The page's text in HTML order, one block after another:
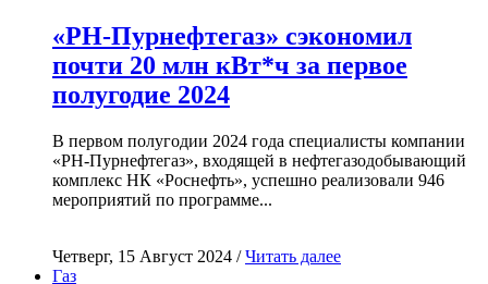
«РН-Пурнефтегаз» сэкономил
почти 20 млн кВт*ч за первое
полугодие 2024
В первом полугодии 2024 года специалисты компании
«РН-Пурнефтегаз», входящей в нефтегазодобывающий
комплекс НК «Роснефть», успешно реализовали 946
мероприятий по программе...
Четверг, 15 Август 2024 /Читать далее
Газ